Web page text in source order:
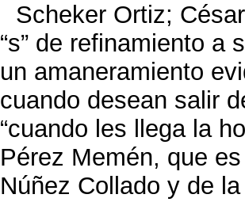
Scheker Ortiz;
“s” de refinamiento a
un amaneramiento
cuando desean salir
“cuando les llega la
Pérez Memén, que
Núñez Collado y de